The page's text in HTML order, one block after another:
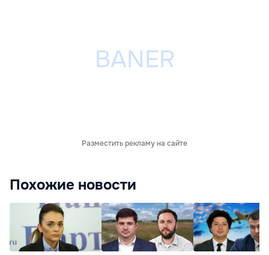
Разместить рекламу на сайте
Похожие новости